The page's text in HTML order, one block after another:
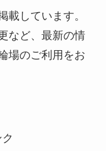
載しています。
など、最新の情
場のご利用をお